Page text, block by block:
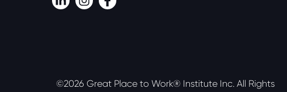
©2026 Great Place to Work® Institute Inc. All Rights